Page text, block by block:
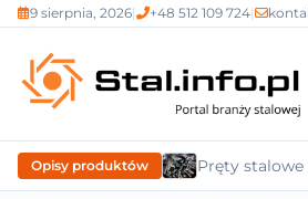
9 sierpnia, 2026| +48 512 109 724|
Opisy produktów Pręty